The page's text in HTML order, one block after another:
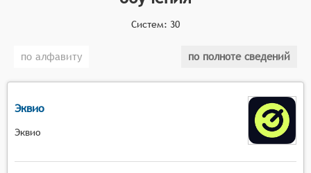
Классификатор программных продуктов Соваре
для систем. Для того, чтобы быть представленными
возможности:
разработка и редактирование учебных курсов и
материалов, включая мультимедийный
контент,
Систем: 30
по алфавиту по полноте сведений
Эквио
Эквио